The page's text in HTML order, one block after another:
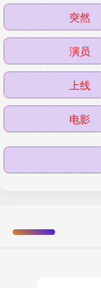
突然
演员
上线
电影